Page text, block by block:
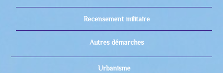
Recensement militaire
Autres démarches
Urbanisme